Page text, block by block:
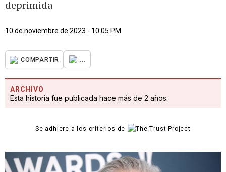
deprimida
10 de noviembre de 2023 - 10:05 PM
COMPARTIR ...
ARCHIVO
Esta historia fue publicada hace más de 2 años.
Se adhiere a los criterios de